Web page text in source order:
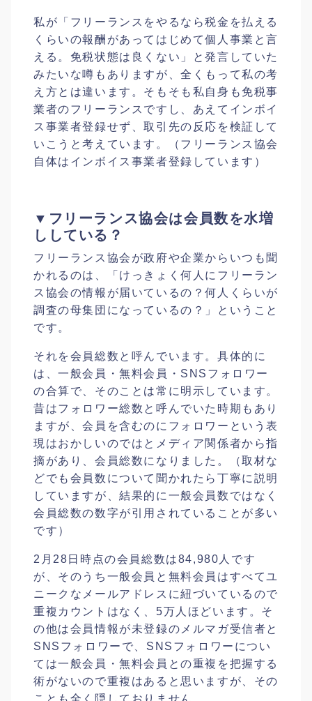
私が「フリーランスをやるなら税金を払える
くらいの報酬があってはじめて個人事業と言
える。免税状態は良くない」と発言していた
みたいな噂もありますが、全くもって私の考
え方とは違います。そもそも私自身も免税事
業者のフリーランスですし、あえてインボイ
ス事業者登録せず、取引先の反応を検証して
いこうと考えています。（フリーランス協会
自体はインボイス事業者登録しています）
▼フリーランス協会は会員数を水増
ししている？
フリーランス協会が政府や企業からいつも聞
かれるのは、「けっきょく何人にフリーラン
ス協会の情報が届いているの？何人くらいが
調査の母集団になっているの？」ということ
です。
それを会員総数と呼んでいます。具体的に
は、一般会員・無料会員・SNSフォロワー
の合算で、そのことは常に明示しています。
昔はフォロワー総数と呼んでいた時期もあり
ますが、会員を含むのにフォロワーという表
現はおかしいのではとメディア関係者から指
摘があり、会員総数になりました。（取材な
どでも会員数について聞かれたら丁寧に説明
していますが、結果的に一般会員数ではなく
会員総数の数字が引用されていることが多い
です）
2月28日時点の会員総数は84,980人です
が、そのうち一般会員と無料会員はすべてユ
ニークなメールアドレスに紐づいているので
重複カウントはなく、5万人ほどいます。そ
の他は会員情報が未登録のメルマガ受信者と
SNSフォロワーで、SNSフォロワーについ
ては一般会員・無料会員との重複を把握する
術がないので重複はあると思いますが、その
ことも全く隠しておりません。